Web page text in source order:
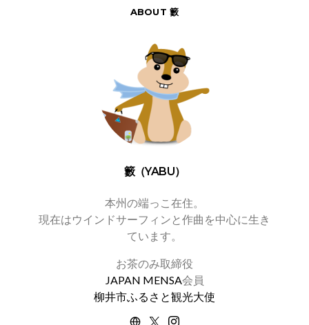
ABOUT 籔
籔（YABU）
本州の端っこ在住。
現在はウインドサーフィンと作曲を中心に生き
ています。
お茶のみ取締役
JAPAN MENSA会員
柳井市ふるさと観光大使